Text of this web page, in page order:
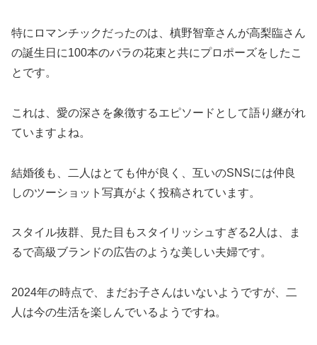
特にロマンチックだったのは、槙野智章さんが高梨臨さん
の誕生日に100本のバラの花束と共にプロポーズをしたこ
とです。
これは、愛の深さを象徴するエピソードとして語り継がれ
ていますよね。
結婚後も、二人はとても仲が良く、互いのSNSには仲良
しのツーショット写真がよく投稿されています。
スタイル抜群、見た目もスタイリッシュすぎる2人は、ま
るで高級ブランドの広告のような美しい夫婦です。
2024年の時点で、まだお子さんはいないようですが、二
人は今の生活を楽しんでいるようですね。